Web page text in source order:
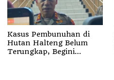
Kasus Pembunuhan di
Hutan Halteng Belum
Terungkap, Begini